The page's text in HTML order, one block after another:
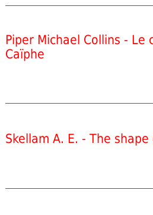
Piper Michael Collins - Le
Caïphe
Skellam A. E. - The